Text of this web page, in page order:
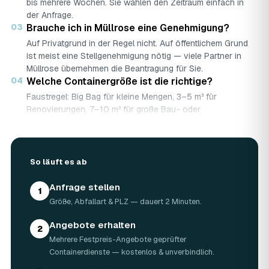
bis mehrere Wochen. Sie wählen den Zeitraum einfach in
der Anfrage.
03 Brauche ich in Müllrose eine Genehmigung?
Auf Privatgrund in der Regel nicht. Auf öffentlichem Grund
ist meist eine Stellgenehmigung nötig — viele Partner in
Müllrose übernehmen die Beantragung für Sie.
04 Welche Containergröße ist die richtige?
Faustregel: Big Bag für kleine Mengen, 3–5 m³ für
Renovierungen, 7–10 m³ für große Bau- oder
Was darf rein — und was nicht?
Grünschnitt, Holz …). Sondermüll wie Asbest braucht eine
Was kostet ein Container in Müllrose?
Laut Marktrecherche (keine AWL-eigenen Auftragsdaten):
300–1.100 € — abhängig von Abfallart, Region und
Standzeit (Details in der Marktübersicht unten). Ihren
verbindlichen Festpreis für Müllrose nennt Ihnen der
So läuft es ab
1 Anfrage stellen
Größe, Abfallart & PLZ — dauert 2 Minuten.
2 Angebote erhalten
Mehrere Festpreis-Angebote geprüfter
Containerdienste — kostenlos & unverbindlich.